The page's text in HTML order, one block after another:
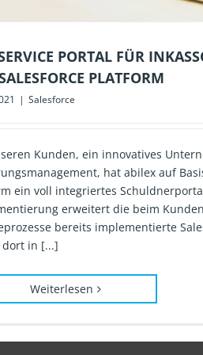
PORTAL FÜR
PLATFORM
| Salesforce
Kunden, ein innovatives
hat abilex auf
ein voll integriertes
erweitert die beim
bereits implementierte
in [...]
Weiterlesen